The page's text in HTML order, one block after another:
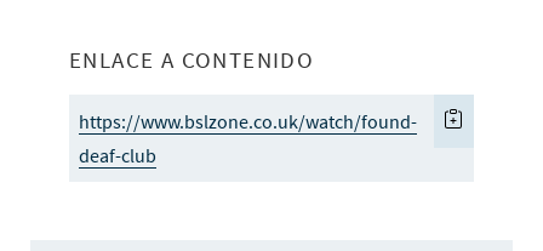
ENLACE A CONTENIDO
https://www.bslzone.co.uk/watch/found-
deaf-club